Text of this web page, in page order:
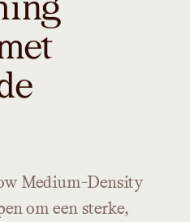
Medium-Density
om een sterke,